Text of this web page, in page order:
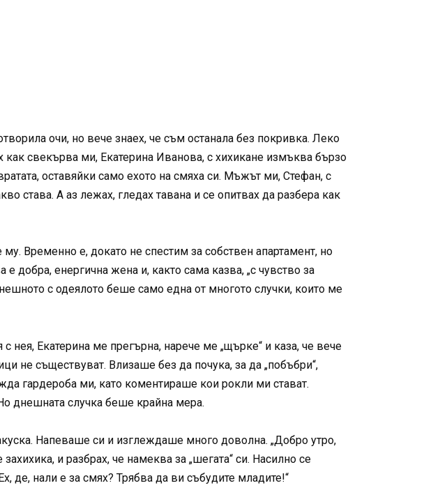
очи, но вече знаех, че съм останала без покривка. Леко
свекърва ми, Екатерина Иванова, с хихикане измъква бързо
оставяйки само ехото на смяха си. Мъжът ми, Стефан, с
става. А аз лежах, гледах тавана и се опитвах да разбера как
Временно е, докато не спестим за собствен апартамент, но
добра, енергична жена и, както сама казва, „с чувство за
с одеялото беше само една от многото случки, които ме
нея, Екатерина ме прегърна, нарече ме „щърке“ и каза, че вече
не съществуват. Влизаше без да почука, за да „побъбри“,
гардероба ми, като коментираше кои рокли ми стават.
днешната случка беше крайна мера.
Напеваше си и изглеждаше много доволна. „Добро утро,
и разбрах, че намеква за „шегата“ си. Насилно се
де, нали е за смях? Трябва да ви събудите младите!“